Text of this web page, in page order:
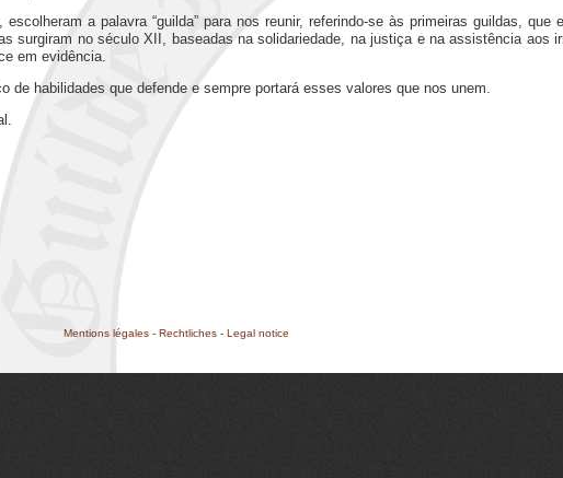
a palavra “guilda” para nos reunir, referindo-se às primeiras guildas, que
surgiram no século XII, baseadas na solidariedade, na justiça e na assistência aos
em evidência.
de habilidades que defende e sempre portará esses valores que nos unem.
Mentions légales - Rechtliches - Legal notice